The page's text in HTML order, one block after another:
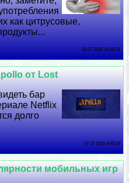
как цитрусовые,
08 07 2026 10:48:31
от Lost
бар
Netflix
долго
07 07 2026 4:45:54
мобильных игр